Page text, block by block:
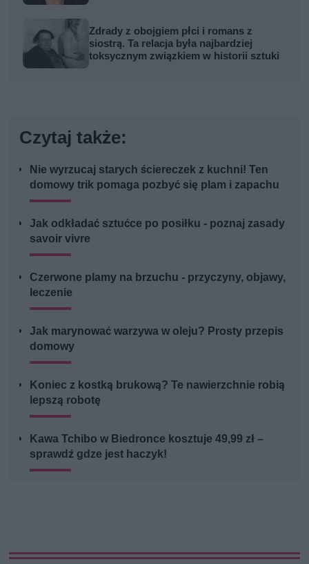
Zdrady z obojgiem płci i romans z
siostrą. Ta relacja była najbardziej
toksycznym związkiem w historii sztuki
Czytaj także:
Nie wyrzucaj starych ściereczek z kuchni! Ten
domowy trik pomaga pozbyć się plam i zapachu
Jak odkładać sztućce po posiłku - poznaj zasady
savoir vivre
Czerwone plamy na brzuchu - przyczyny, objawy,
leczenie
Jak marynować warzywa w oleju? Prosty przepis
domowy
Koniec z kostką brukową? Te nawierzchnie robią
lepszą robotę
Kawa Tchibo w Biedronce kosztuje 49,99 zł –
sprawdź gdze jest haczyk!